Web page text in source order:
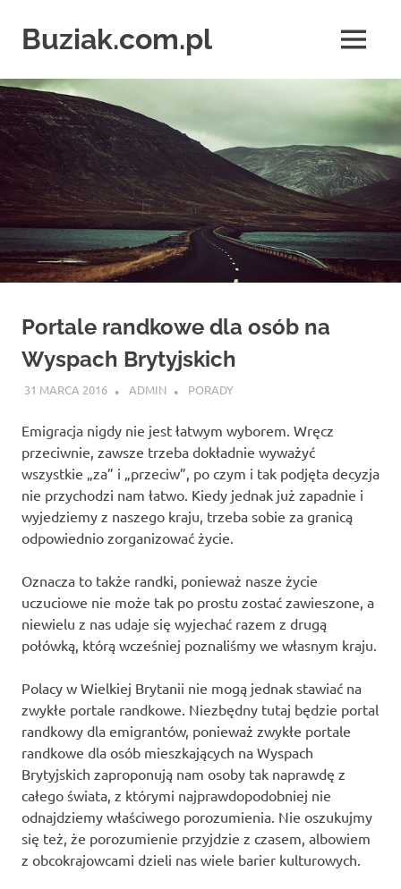
contentBuziak.com.pl
o
portalach
randkowych
MENU
Portale randkowe dla osób na
Wyspach Brytyjskich
31 MARCA 2016 ADMIN PORADY
Emigracja nigdy nie jest łatwym wyborem. Wręcz
przeciwnie, zawsze trzeba dokładnie wyważyć
wszystkie „za” i „przeciw”, po czym i tak podjęta decyzja
nie przychodzi nam łatwo. Kiedy jednak już zapadnie i
wyjedziemy z naszego kraju, trzeba sobie za granicą
odpowiednio zorganizować życie.
Oznacza to także randki, ponieważ nasze życie
uczuciowe nie może tak po prostu zostać zawieszone, a
niewielu z nas udaje się wyjechać razem z drugą
połówką, którą wcześniej poznaliśmy we własnym kraju.
Polacy w Wielkiej Brytanii nie mogą jednak stawiać na
zwykłe portale randkowe. Niezbędny tutaj będzie portal
randkowy dla emigrantów, ponieważ zwykłe portale
randkowe dla osób mieszkających na Wyspach
Brytyjskich zaproponują nam osoby tak naprawdę z
całego świata, z którymi najprawdopodobniej nie
odnajdziemy właściwego porozumienia. Nie oszukujmy
się też, że porozumienie przyjdzie z czasem, albowiem
z obcokrajowcami dzieli nas wiele barier kulturowych.